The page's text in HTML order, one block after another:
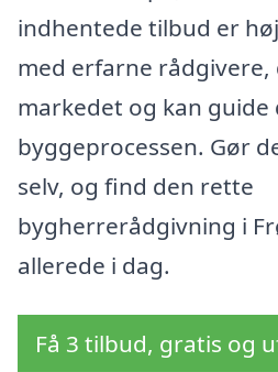
indhentede tilbud er
med erfarne
markedet og kan guide
byggeprocessen. Gør
selv, og find den rette
bygherrerådgivning i
allerede i dag.
Få 3 tilbud, gratis og